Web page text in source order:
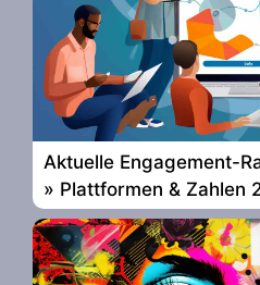
Aktuelle Engagement-
» Plattformen & Zahlen